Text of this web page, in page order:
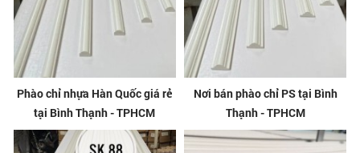
Phào chỉ nhựa Hàn Quốc giá rẻ
tại Bình Thạnh - TPHCM
Nơi bán phào chỉ PS tại Bình
Thạnh - TPHCM